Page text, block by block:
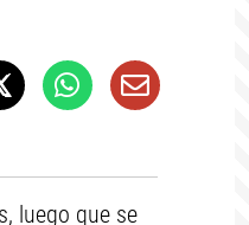
luego que se